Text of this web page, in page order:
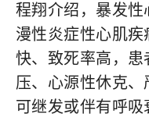
程翔介绍，暴发
漫性炎症性心肌
快、致死率高，
压、心源性休克
可继发或伴有呼